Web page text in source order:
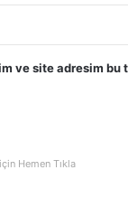
ve site adresim bu
Hemen Tıkla